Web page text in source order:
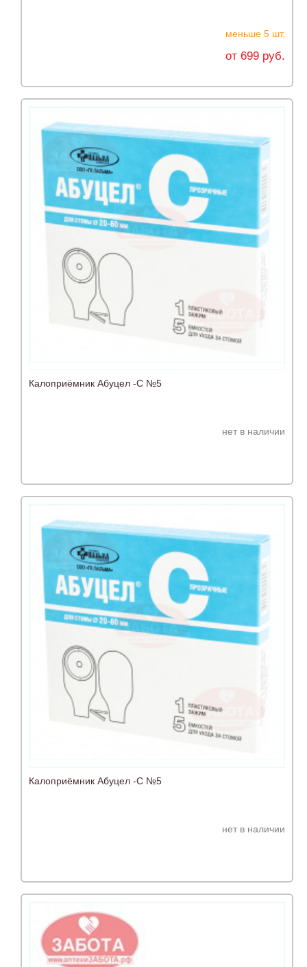
меньше 5 шт.
от 699 руб.
Калоприёмник Абуцел -С №5
нет в наличии
Калоприёмник Абуцел -С №5
нет в наличии